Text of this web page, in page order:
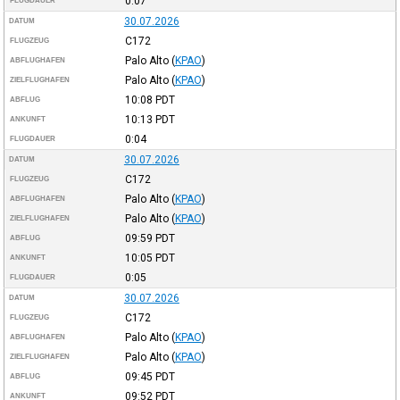
DATUM 30.07.2026
FLUGZEUG C172
ABFLUGHAFEN Palo Alto (KPAO)
ZIELFLUGHAFEN Palo Alto (KPAO)
ABFLUG 10:08 PDT
ANKUNFT 10:13 PDT
FLUGDAUER 0:04
DATUM 30.07.2026
FLUGZEUG C172
ABFLUGHAFEN Palo Alto (KPAO)
ZIELFLUGHAFEN Palo Alto (KPAO)
ABFLUG 09:59 PDT
ANKUNFT 10:05 PDT
FLUGDAUER 0:05
DATUM 30.07.2026
FLUGZEUG C172
ABFLUGHAFEN Palo Alto (KPAO)
ZIELFLUGHAFEN Palo Alto (KPAO)
ABFLUG 09:45 PDT
ANKUNFT 09:52 PDT